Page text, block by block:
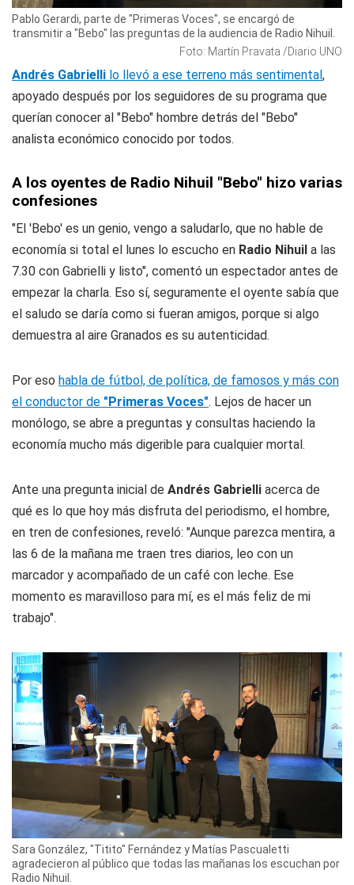
Pablo Gerardi, parte de "Primeras Voces", se encargó de
transmitir a "Bebo" las preguntas de la audiencia de Radio Nihuil.
Foto: Martín Pravata /Diario UNO
Andrés Gabrielli lo llevó a ese terreno más sentimental,
apoyado después por los seguidores de su programa que
querían conocer al "Bebo" hombre detrás del "Bebo"
analista económico conocido por todos.
A los oyentes de Radio Nihuil "Bebo" hizo varias
confesiones
"El 'Bebo' es un genio, vengo a saludarlo, que no hable de
economía si total el lunes lo escucho en Radio Nihuil a las
7.30 con Gabrielli y listo", comentó un espectador antes de
empezar la charla. Eso sí, seguramente el oyente sabía que
el saludo se daría como si fueran amigos, porque si algo
demuestra al aire Granados es su autenticidad.
Por eso habla de fútbol, de política, de famosos y más con
el conductor de "Primeras Voces". Lejos de hacer un
monólogo, se abre a preguntas y consultas haciendo la
economía mucho más digerible para cualquier mortal.
Ante una pregunta inicial de Andrés Gabrielli acerca de
qué es lo que hoy más disfruta del periodismo, el hombre,
en tren de confesiones, reveló: "Aunque parezca mentira, a
las 6 de la mañana me traen tres diarios, leo con un
marcador y acompañado de un café con leche. Ese
momento es maravilloso para mí, es el más feliz de mi
trabajo".
Sara González, "Titito" Fernández y Matías Pascualetti
agradecieron al público que todas las mañanas los escuchan por
Radio Nihuil.